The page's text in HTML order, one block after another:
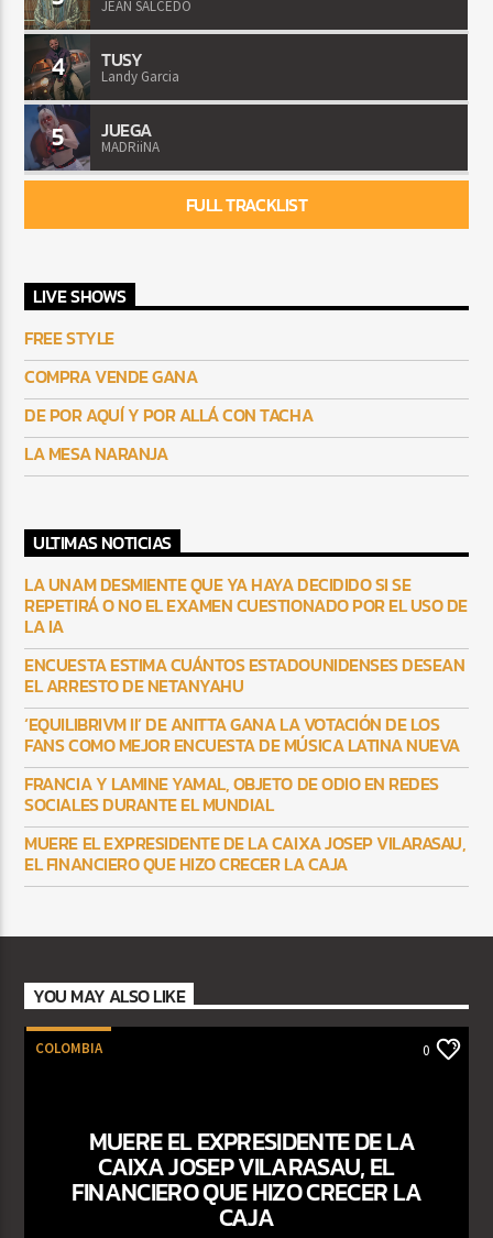
JEAN SALCEDO
4 TUSY
Landy Garcia
5 JUEGA
MADRiiNA
FULL TRACKLIST
LIVE SHOWS
FREE STYLE
COMPRA VENDE GANA
DE POR AQUÍ Y POR ALLÁ CON TACHA
LA MESA NARANJA
ULTIMAS NOTICIAS
LA UNAM DESMIENTE QUE YA HAYA DECIDIDO SI SE
REPETIRÁ O NO EL EXAMEN CUESTIONADO POR EL USO DE
LA IA
ENCUESTA ESTIMA CUÁNTOS ESTADOUNIDENSES DESEAN
EL ARRESTO DE NETANYAHU
‘EQUILIBRIVM II’ DE ANITTA GANA LA VOTACIÓN DE LOS
FANS COMO MEJOR ENCUESTA DE MÚSICA LATINA NUEVA
FRANCIA Y LAMINE YAMAL, OBJETO DE ODIO EN REDES
SOCIALES DURANTE EL MUNDIAL
MUERE EL EXPRESIDENTE DE LA CAIXA JOSEP VILARASAU,
EL FINANCIERO QUE HIZO CRECER LA CAJA
YOU MAY ALSO LIKE
COLOMBIA 0
MUERE EL EXPRESIDENTE DE LA
CAIXA JOSEP VILARASAU, EL
FINANCIERO QUE HIZO CRECER LA
CAJA